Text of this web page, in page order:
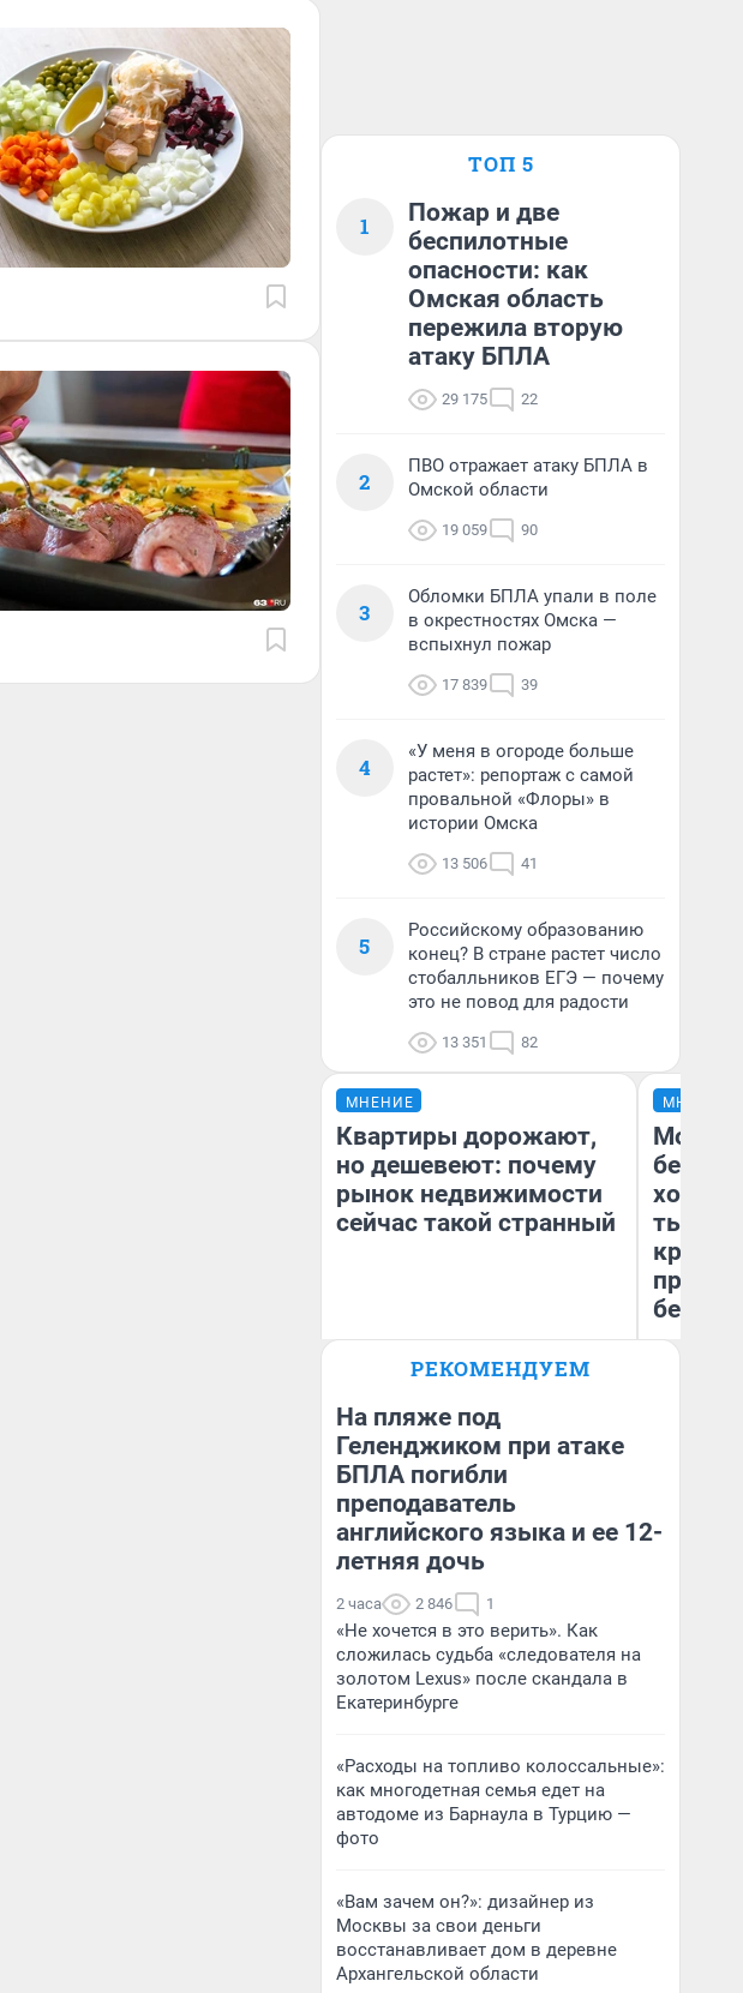
ТОП 5
1
Пожар и две
беспилотные
опасности: как
Омская область
пережила вторую
атаку БПЛА
29 175 22
2
ПВО отражает атаку БПЛА в
Омской области
19 059 90
3
Обломки БПЛА упали в поле
в окрестностях Омска —
вспыхнул пожар
17 839 39
4
«У меня в огороде больше
растет»: репортаж с самой
провальной «Флоры» в
истории Омска
13 506 41
5
Российскому образованию
конец? В стране растет число
стобалльников ЕГЭ — почему
это не повод для радости
13 351 82
МНЕНИЕ
Квартиры дорожают,
но дешевеют: почему
рынок недвижимости
сейчас такой странный
Екатерина Торопова
недвижимости
МНЕНИЕ
Мой
хотела
тысяч,
РЕКОМЕНДУЕМ
На пляже под
Геленджиком при атаке
БПЛА погибли
преподаватель
английского языка и ее 12-
летняя дочь
2 часа 2 846 1
«Не хочется в это верить». Как
сложилась судьба «следователя на
золотом Lexus» после скандала в
Екатеринбурге
«Расходы на топливо колоссальные»:
как многодетная семья едет на
автодоме из Барнаула в Турцию —
фото
«Вам зачем он?»: дизайнер из
Москвы за свои деньги
восстанавливает дом в деревне
Архангельской области